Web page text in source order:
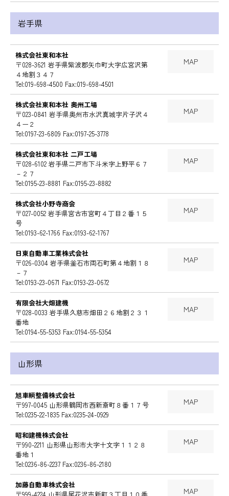
岩手県
株式会社東和本社
〒028-3621 岩手県紫波郡矢巾町大字広宮沢第
４地割３４７
Tel:019-698-4500 Fax:019-698-4501
MAP
株式会社東和本社 奥州工場
〒023-0841 岩手県奥州市水沢真城字片子沢４
４ー２
Tel:0197-23-6809 Fax:0197-25-3778
MAP
株式会社東和本社 二戸工場
〒028-6102 岩手県二戸市下斗米字上野平６７
－２７
Tel:0195-23-8881 Fax:0195-23-8882
MAP
株式会社小野寺商会
〒027-0052 岩手県宮古市宮町４丁目２番１５
号
Tel:0193-62-1766 Fax:0193-62-1767
MAP
日東自動車工業株式会社
〒026-0304 岩手県釜石市両石町第４地割１８
－７
Tel:0193-23-0671 Fax:0193-23-0672
MAP
有限会社大畑建機
〒028-0033 岩手県久慈市畑田２６地割２３１
番地
Tel:0194-55-5353 Fax:0194-55-5354
MAP
山形県
旭車輌整備株式会社
〒997-0045 山形県鶴岡市西新斎町８番１７号
Tel:0235-22-1835 Fax:0235-24-0929
MAP
昭和建機株式会社
〒990-2211 山形県山形市大字十文字１１２８
番地１
Tel:0236-86-2237 Fax:0236-86-2180
MAP
加藤自動車株式会社
MAP